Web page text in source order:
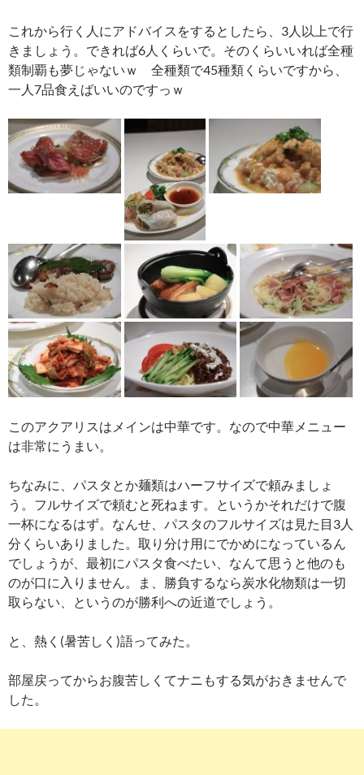
これから行く人にアドバイスをするとしたら、3人以上で行
きましょう。できれば6人くらいで。そのくらいいれば全種
類制覇も夢じゃないｗ 全種類で45種類くらいですから、
一人7品食えばいいのですっｗ
このアクアリスはメインは中華です。なので中華メニュー
は非常にうまい。
ちなみに、パスタとか麺類はハーフサイズで頼みましょ
う。フルサイズで頼むと死ねます。というかそれだけで腹
一杯になるはず。なんせ、パスタのフルサイズは見た目3人
分くらいありました。取り分け用にでかめになっているん
でしょうが、最初にパスタ食べたい、なんて思うと他のも
のが口に入りません。ま、勝負するなら炭水化物類は一切
取らない、というのが勝利への近道でしょう。
と、熱く(暑苦しく)語ってみた。
部屋戻ってからお腹苦しくてナニもする気がおきませんで
した。